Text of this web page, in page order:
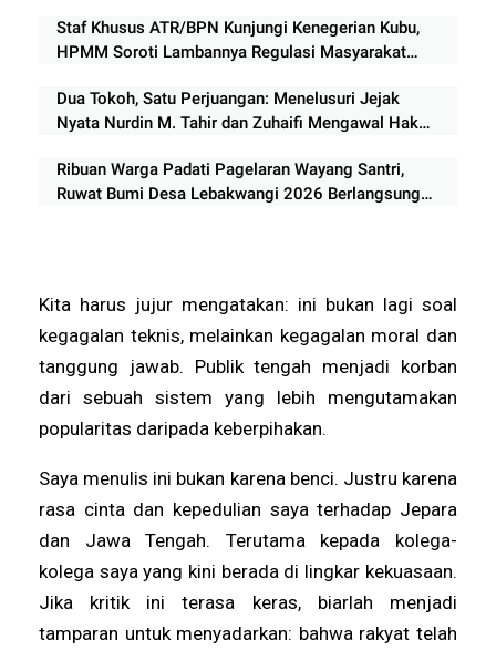
Staf Khusus ATR/BPN Kunjungi Kenegerian Kubu,
HPMM Soroti Lambannya Regulasi Masyarakat
Dua Tokoh, Satu Perjuangan: Menelusuri Jejak
Nyata Nurdin M. Tahir dan Zuhaifi Mengawal Hak
Kubu
Ribuan Warga Padati Pagelaran Wayang Santri,
Ruwat Bumi Desa Lebakwangi 2026 Berlangsung
Kita harus jujur mengatakan: ini bukan lagi soal
kegagalan teknis, melainkan kegagalan moral dan
tanggung jawab. Publik tengah menjadi korban
dari sebuah sistem yang lebih mengutamakan
popularitas daripada keberpihakan.
Saya menulis ini bukan karena benci. Justru karena
rasa cinta dan kepedulian saya terhadap Jepara
dan Jawa Tengah. Terutama kepada kolega-
kolega saya yang kini berada di lingkar kekuasaan.
Jika kritik ini terasa keras, biarlah menjadi
tamparan untuk menyadarkan: bahwa rakyat telah